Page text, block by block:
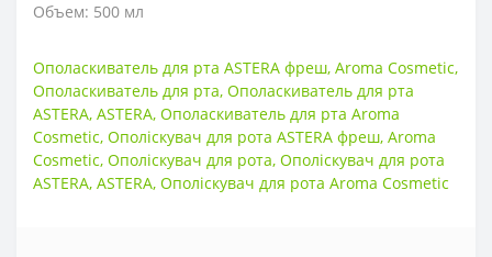
Объем: 500 мл
Ополаскиватель для рта ASTERA фреш, Aroma Cosmetic,
Ополаскиватель для рта, Ополаскиватель для рта
ASTERA, ASTERA, Ополаскиватель для рта Aroma
Cosmetic, Ополіскувач для рота ASTERA фреш, Aroma
Cosmetic, Ополіскувач для рота, Ополіскувач для рота
ASTERA, ASTERA, Ополіскувач для рота Aroma Cosmetic